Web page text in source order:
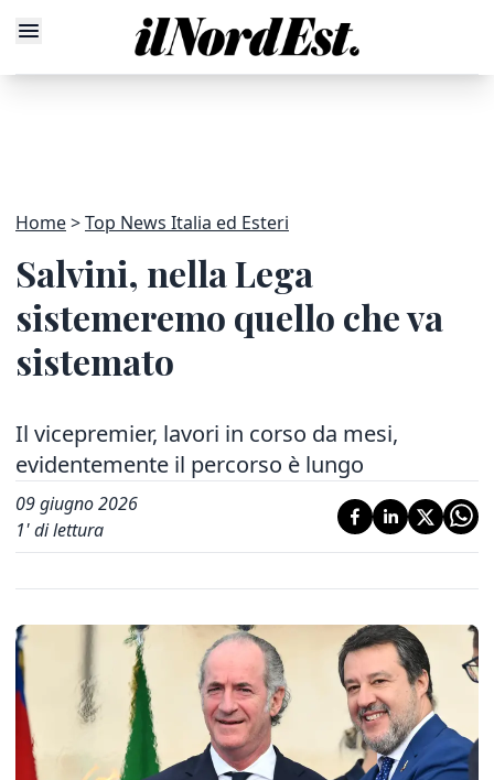
Home Top News Italia ed Esteri
Salvini, nella Lega
sistemeremo quello che va
sistemato
Il vicepremier, lavori in corso da mesi,
evidentemente il percorso è lungo
09 giugno 2026
1' di lettura